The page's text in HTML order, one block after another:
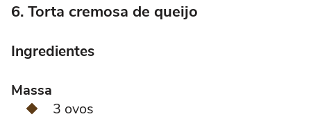
6. Torta cremosa de queijo
Ingredientes
Massa
3 ovos